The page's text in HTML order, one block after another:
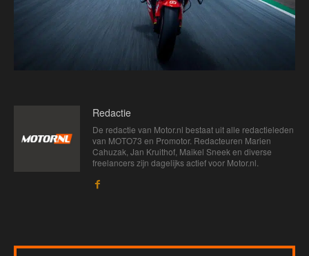
Redactie
De redactie van Motor.nl bestaat uit alle redactieleden
van MOTO73 en Promotor. Redacteuren Marien
Cahuzak, Jan Kruithof, Maikel Sneek en diverse
freelancers zijn dagelijks actief voor Motor.nl.